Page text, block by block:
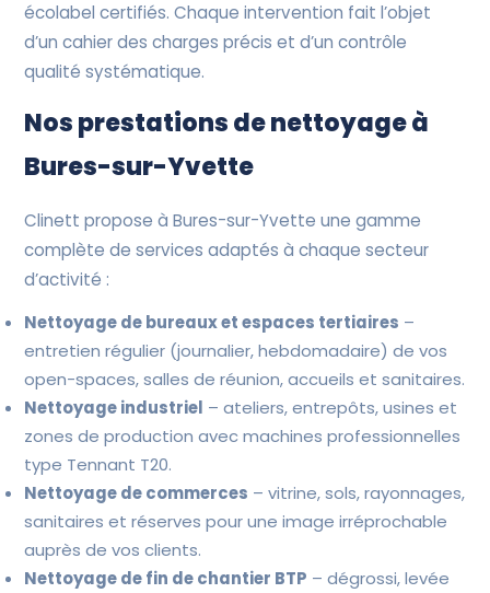
écolabel certifiés. Chaque intervention fait l’objet
d’un cahier des charges précis et d’un contrôle
qualité systématique.
Nos prestations de nettoyage à
Bures-sur-Yvette
Clinett propose à Bures-sur-Yvette une gamme
complète de services adaptés à chaque secteur
d’activité :
Nettoyage de bureaux et espaces tertiaires –
entretien régulier (journalier, hebdomadaire) de vos
open-spaces, salles de réunion, accueils et sanitaires.
Nettoyage industriel – ateliers, entrepôts, usines et
zones de production avec machines professionnelles
type Tennant T20.
Nettoyage de commerces – vitrine, sols, rayonnages,
sanitaires et réserves pour une image irréprochable
auprès de vos clients.
Nettoyage de fin de chantier BTP – dégrossi, levée